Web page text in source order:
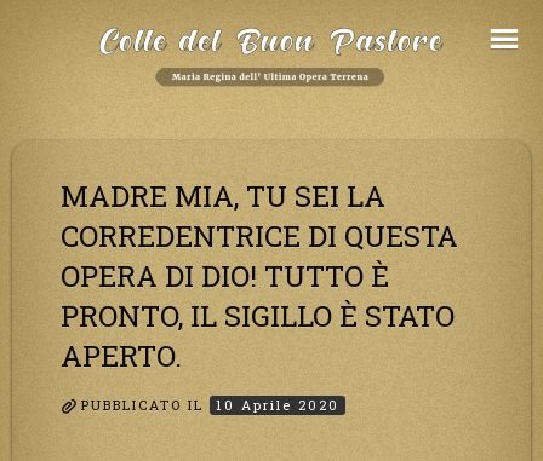
MADRE MIA, TU SEI LA
CORREDENTRICE DI QUESTA
OPERA DI DIO! TUTTO È
PRONTO, IL SIGILLO È STATO
APERTO.
PUBBLICATO IL 10 Aprile 2020